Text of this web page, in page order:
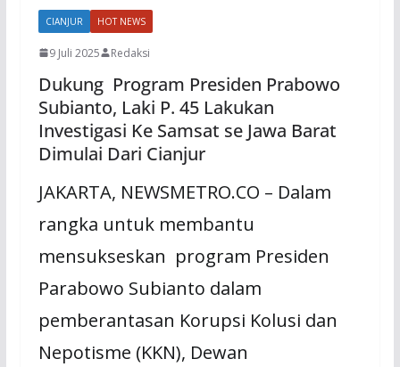
CIANJUR HOT NEWS
9 Juli 2025 Redaksi
Dukung Program Presiden Prabowo
Subianto, Laki P. 45 Lakukan
Investigasi Ke Samsat se Jawa Barat
Dimulai Dari Cianjur
JAKARTA, NEWSMETRO.CO – Dalam
rangka untuk membantu
mensukseskan program Presiden
Parabowo Subianto dalam
pemberantasan Korupsi Kolusi dan
Nepotisme (KKN), Dewan